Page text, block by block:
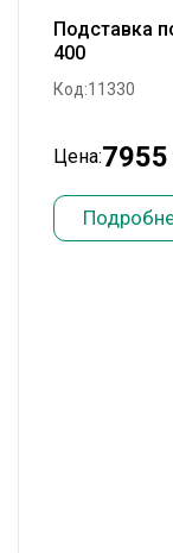
Подставка
400
Код:11330
Цена:7955